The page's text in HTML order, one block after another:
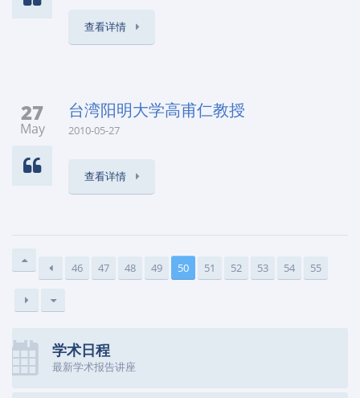
查看详情
27
May
台湾阳明大学高甫仁教授
2010-05-27
查看详情
46 47 48 49 50 51 52 53 54 55
学术日程
最新学术报告讲座